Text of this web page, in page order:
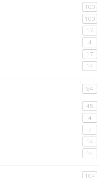
100
100
17
4
17
14
84
45
4
7
14
14
104